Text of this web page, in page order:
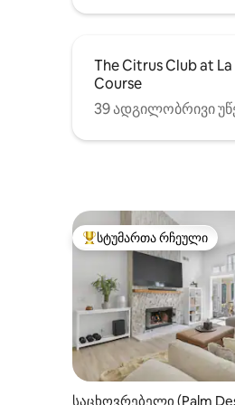
The Citrus Club at
Course
39 ადგილობრივი
სტუმართა რჩეული
სტუმართა რჩეული
საცხოვრებელი (Palm